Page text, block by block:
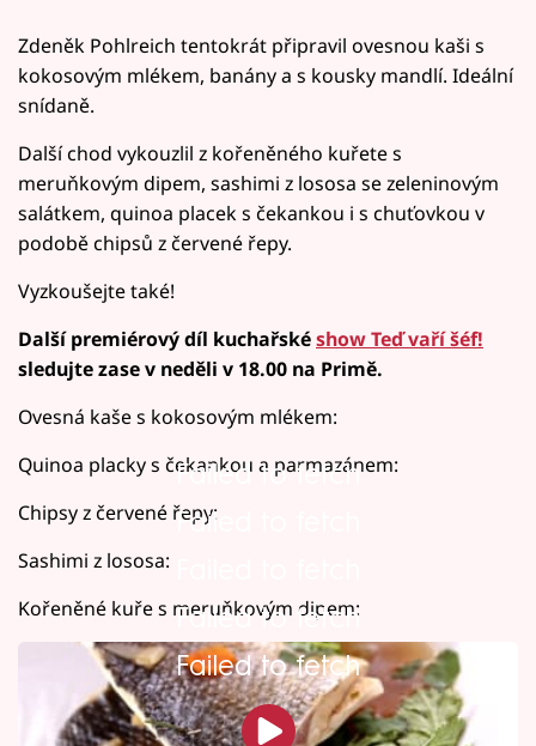
Zdeněk Pohlreich tentokrát připravil ovesnou kaši s
kokosovým mlékem, banány a s kousky mandlí. Ideální
snídaně.
Další chod vykouzlil z kořeněného kuřete s
meruňkovým dipem, sashimi z lososa se zeleninovým
salátkem, quinoa placek s čekankou i s chuťovkou v
podobě chipsů z červené řepy.
Vyzkoušejte také!
Další premiérový díl kuchařskéshow Teď vaří šéf!
sledujte zase v neděli v 18.00 na Primě.
Ovesná kaše s kokosovým mlékem:
Failed to fetch
Quinoa placky s čekankou a parmazánem:
Failed to fetch
Chipsy z červené řepy:
Sashimi z lososa:
Failed to fetch
Kořeněné kuře s meruňkovým dipem:
Failed to fetch